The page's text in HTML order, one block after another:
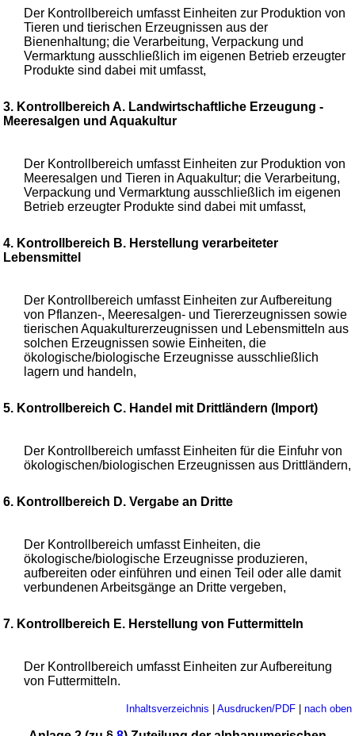
Der Kontrollbereich umfasst Einheiten zur Produktion von
Tieren und tierischen Erzeugnissen aus der
Bienenhaltung; die Verarbeitung, Verpackung und
Vermarktung ausschließlich im eigenen Betrieb erzeugter
Produkte sind dabei mit umfasst,
3. Kontrollbereich A. Landwirtschaftliche Erzeugung -
Meeresalgen und Aquakultur
Der Kontrollbereich umfasst Einheiten zur Produktion von
Meeresalgen und Tieren in Aquakultur; die Verarbeitung,
Verpackung und Vermarktung ausschließlich im eigenen
Betrieb erzeugter Produkte sind dabei mit umfasst,
4. Kontrollbereich B. Herstellung verarbeiteter
Lebensmittel
Der Kontrollbereich umfasst Einheiten zur Aufbereitung
von Pflanzen-, Meeresalgen- und Tiererzeugnissen sowie
tierischen Aquakulturerzeugnissen und Lebensmitteln aus
solchen Erzeugnissen sowie Einheiten, die
ökologische/biologische Erzeugnisse ausschließlich
lagern und handeln,
5. Kontrollbereich C. Handel mit Drittländern (Import)
Der Kontrollbereich umfasst Einheiten für die Einfuhr von
ökologischen/biologischen Erzeugnissen aus Drittländern,
6. Kontrollbereich D. Vergabe an Dritte
Der Kontrollbereich umfasst Einheiten, die
ökologische/biologische Erzeugnisse produzieren,
aufbereiten oder einführen und einen Teil oder alle damit
verbundenen Arbeitsgänge an Dritte vergeben,
7. Kontrollbereich E. Herstellung von Futtermitteln
Der Kontrollbereich umfasst Einheiten zur Aufbereitung
von Futtermitteln.
Inhaltsverzeichnis | Ausdrucken/PDF| nach oben